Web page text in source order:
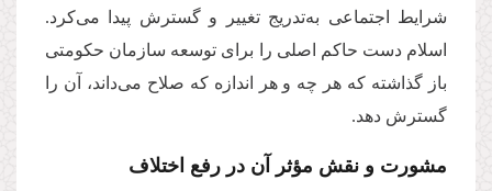
شرایط اجتماعی به‌تدریج تغییر و گسترش پیدا می‌کرد.
اسلام دست حاکم اصلی را برای توسعه سازمان حکومتی
باز گذاشته که هر چه و هر اندازه که صلاح می‌داند، آن را
گسترش دهد.
مشورت و نقش مؤثر آن در رفع اختلاف